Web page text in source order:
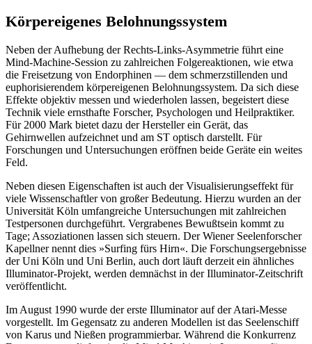
Körpereigenes Belohnungssystem
Neben der Aufhebung der Rechts-Links-Asymmetrie führt eine
Mind-Machine-Session zu zahlreichen Folgereaktionen, wie etwa
die Freisetzung von Endorphinen — dem schmerzstillenden und
euphorisierendem körpereigenen Belohnungssystem. Da sich diese
Effekte objektiv messen und wiederholen lassen, begeistert diese
Technik viele ernsthafte Forscher, Psychologen und Heilpraktiker.
Für 2000 Mark bietet dazu der Hersteller ein Gerät, das
Gehirnwellen aufzeichnet und am ST optisch darstellt. Für
Forschungen und Untersuchungen eröffnen beide Geräte ein weites
Feld.
Neben diesen Eigenschaften ist auch der Visualisierungseffekt für
viele Wissenschaftler von großer Bedeutung. Hierzu wurden an der
Universität Köln umfangreiche Untersuchungen mit zahlreichen
Testpersonen durchgeführt. Vergrabenes Bewußtsein kommt zu
Tage; Assoziationen lassen sich steuern. Der Wiener Seelenforscher
Kapellner nennt dies »Surfing fürs Hirn«. Die Forschungsergebnisse
der Uni Köln und Uni Berlin, auch dort läuft derzeit ein ähnliches
Illuminator-Projekt, werden demnächst in der Illuminator-Zeitschrift
veröffentlicht.
Im August 1990 wurde der erste Illuminator auf der Atari-Messe
vorgestellt. Im Gegensatz zu anderen Modellen ist das Seelenschiff
von Karus und Nießen programmierbar. Während die Konkurrenz